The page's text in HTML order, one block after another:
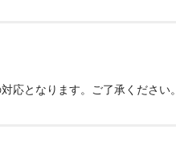
応となります。ご了承ください。